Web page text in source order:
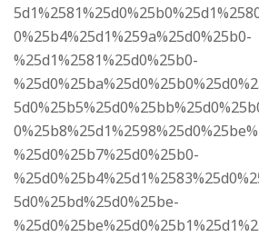
0%25b4%25d1%259a%25d0%25b0-
%25d1%2581%25d0%25b0-
%25d0%25b7%25d0%25b0-
5d0%25bd%25d0%25be-